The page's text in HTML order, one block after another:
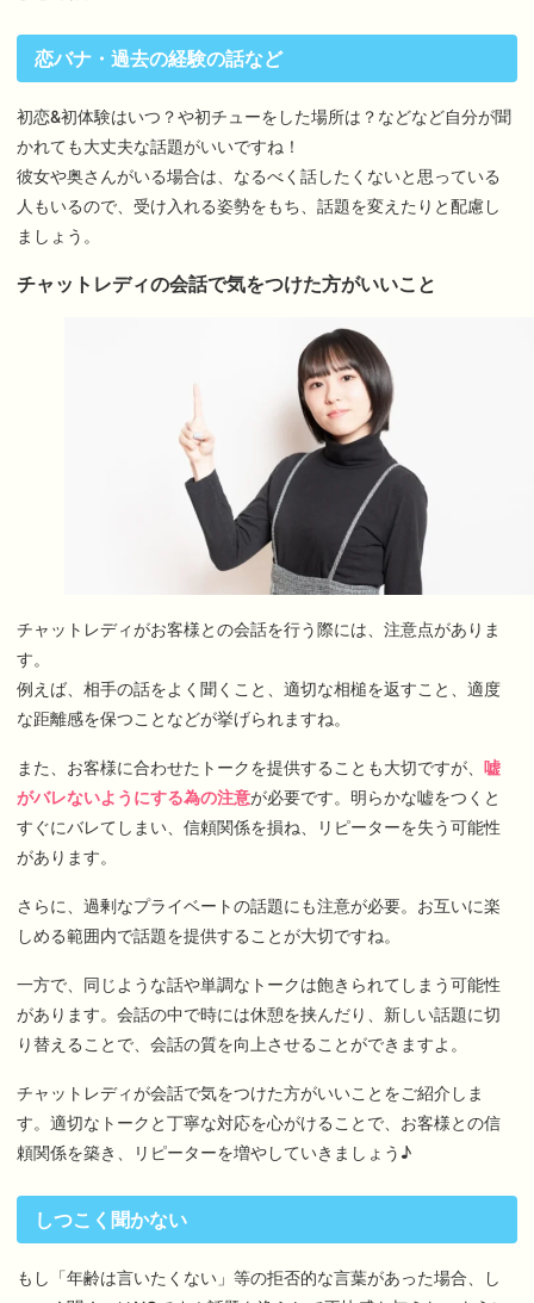
恋バナ・過去の経験の話など
初恋&初体験はいつ？や初チューをした場所は？などなど自分が聞
かれても大丈夫な話題がいいですね！
彼女や奥さんがいる場合は、なるべく話したくないと思っている
人もいるので、受け入れる姿勢をもち、話題を変えたりと配慮し
ましょう。
チャットレディの会話で気をつけた方がいいこと
チャットレディがお客様との会話を行う際には、注意点がありま
す。
例えば、相手の話をよく聞くこと、適切な相槌を返すこと、適度
な距離感を保つことなどが挙げられますね。
また、お客様に合わせたトークを提供することも大切ですが、嘘
がバレないようにする為の注意が必要です。明らかな嘘をつくと
すぐにバレてしまい、信頼関係を損ね、リピーターを失う可能性
があります。
さらに、過剰なプライベートの話題にも注意が必要。お互いに楽
しめる範囲内で話題を提供することが大切ですね。
一方で、同じような話や単調なトークは飽きられてしまう可能性
があります。会話の中で時には休憩を挟んだり、新しい話題に切
り替えることで、会話の質を向上させることができますよ。
チャットレディが会話で気をつけた方がいいことをご紹介しま
す。適切なトークと丁寧な対応を心がけることで、お客様との信
頼関係を築き、リピーターを増やしていきましょう♪
しつこく聞かない
もし「年齢は言いたくない」等の拒否的な言葉があった場合、し